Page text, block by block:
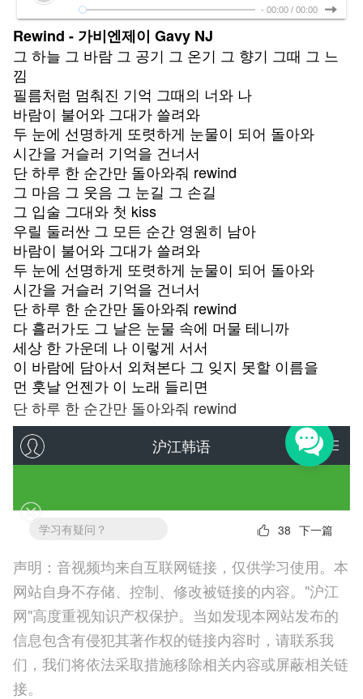
- 00:00 / 00:00
Rewind - 가비엔제이 Gavy NJ
그 하늘 그 바람 그 공기 그 온기 그 향기 그때 그 느
낌
필름처럼 멈춰진 기억 그때의 너와 나
바람이 불어와 그대가 쓸려와
두 눈에 선명하게 또렷하게 눈물이 되어 돌아와
시간을 거슬러 기억을 건너서
단 하루 한 순간만 돌아와줘 rewind
그 마음 그 웃음 그 눈길 그 손길
그 입술 그대와 첫 kiss
우릴 둘러싼 그 모든 순간 영원히 남아
바람이 불어와 그대가 쓸려와
두 눈에 선명하게 또렷하게 눈물이 되어 돌아와
시간을 거슬러 기억을 건너서
단 하루 한 순간만 돌아와줘 rewind
다 흘러가도 그 날은 눈물 속에 머물 테니까
세상 한 가운데 나 이렇게 서서
이 바람에 담아서 외쳐본다 그 잊지 못할 이름을
먼 훗날 언젠가 이 노래 들리면
단 하루 한 순간만 돌아와줘 rewind
声明：音视频均来自互联网链接，仅供学习使用。本
网站自身不存储、控制、修改被链接的内容。"沪江
网"高度重视知识产权保护。当如发现本网站发布的
信息包含有侵犯其著作权的链接内容时，请联系我
们，我们将依法采取措施移除相关内容或屏蔽相关链
接。